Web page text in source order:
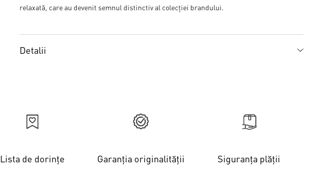
relaxată, care au devenit semnul distinctiv al colecției brandului.
Detalii
Lista de dorințe Garanția originalității Siguranța plății